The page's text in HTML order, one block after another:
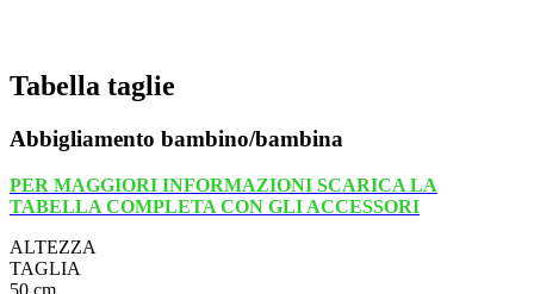
Tabella taglie
Abbigliamento bambino/bambina
PER MAGGIORI INFORMAZIONI SCARICA LA
TABELLA COMPLETA CON GLI ACCESSORI
ALTEZZA
TAGLIA
50 cm